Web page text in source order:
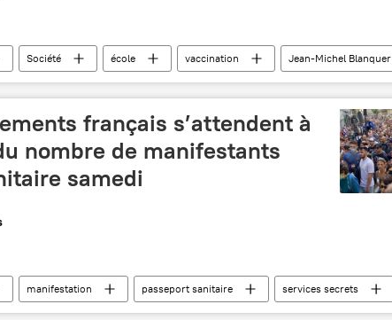
Société école vaccination
Jean-Michel Blanquer
de vaccination contre le Covid-19 en France
français s’attendent à
nombre de manifestants
samedi
manifestation passeport sanitaire
services secrets